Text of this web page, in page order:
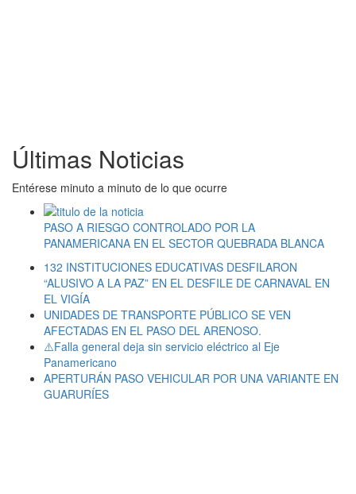
Últimas Noticias
Entérese minuto a minuto de lo que ocurre
PASO A RIESGO CONTROLADO POR LA
PANAMERICANA EN EL SECTOR QUEBRADA BLANCA
132 INSTITUCIONES EDUCATIVAS DESFILARON
“ALUSIVO A LA PAZ” EN EL DESFILE DE CARNAVAL EN
EL VIGÍA
UNIDADES DE TRANSPORTE PÚBLICO SE VEN
AFECTADAS EN EL PASO DEL ARENOSO.
⚠️Falla general deja sin servicio eléctrico al Eje
Panamericano
APERTURÁN PASO VEHICULAR POR UNA VARIANTE EN
GUARURÍES